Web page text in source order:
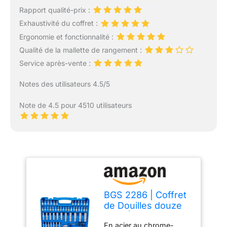
Rapport qualité-prix :
Exhaustivité du coffret :
Ergonomie et fonctionnalité :
Qualité de la mallette de rangement :
Service après-vente :
Notes des utilisateurs 4.5/5
Note de 4.5 pour 4510 utilisateurs
BGS 2286 | Coffret
de Douilles douze
En acier au chrome-